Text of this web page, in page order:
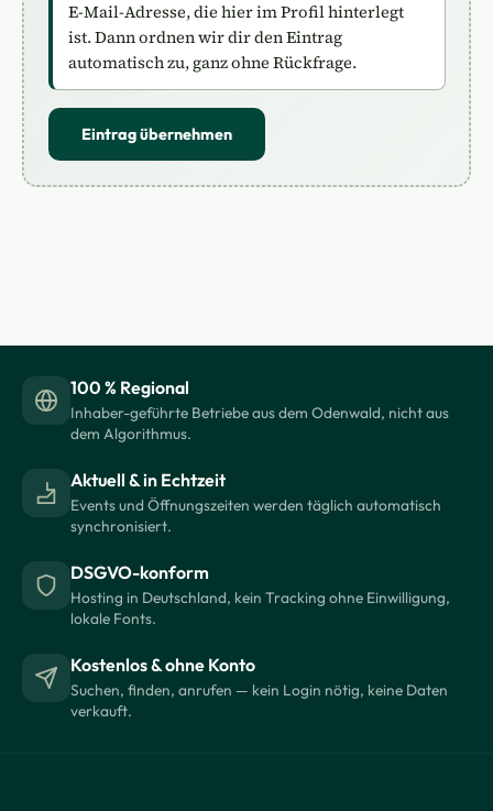
E-Mail-Adresse, die hier im Profil hinterlegt
ist. Dann ordnen wir dir den Eintrag
automatisch zu, ganz ohne Rückfrage.
Eintrag übernehmen
100 % Regional
Inhaber-geführte Betriebe aus dem Odenwald, nicht aus
dem Algorithmus.
Aktuell & in Echtzeit
Events und Öffnungszeiten werden täglich automatisch
synchronisiert.
DSGVO-konform
Hosting in Deutschland, kein Tracking ohne Einwilligung,
lokale Fonts.
Kostenlos & ohne Konto
Suchen, finden, anrufen — kein Login nötig, keine Daten
verkauft.